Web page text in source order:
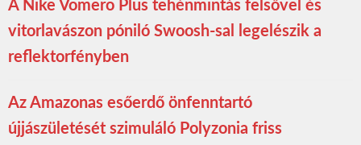
A Nike Vomero Plus tehénmintás felsővel és
vitorlavászon póniló Swoosh-sal legelészik a
reflektorfényben
Az Amazonas esőerdő önfenntartó
újjászületését szimuláló Polyzonia friss